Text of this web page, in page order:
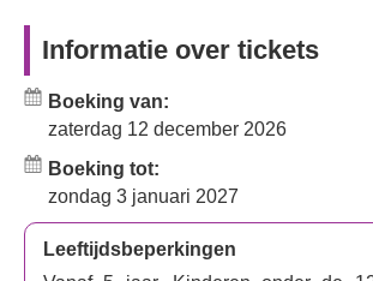
Informatie over tickets
Boeking van:
zaterdag 12 december 2026
Boeking tot:
zondag 3 januari 2027
Leeftijdsbeperkingen